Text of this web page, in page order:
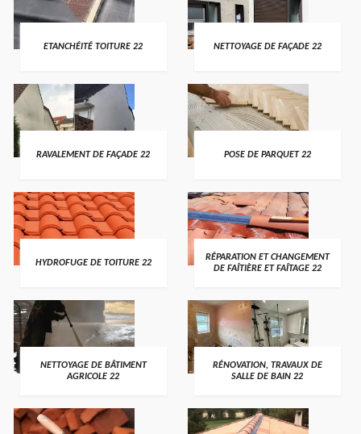
ETANCHÉITÉ TOITURE 22 NETTOYAGE DE FAÇADE 22
RAVALEMENT DE FAÇADE 22 POSE DE PARQUET 22
HYDROFUGE DE TOITURE 22
RÉPARATION ET CHANGEMENT
DE FAÎTIÈRE ET FAÎTAGE 22
NETTOYAGE DE BÂTIMENT
AGRICOLE 22
RÉNOVATION, TRAVAUX DE
SALLE DE BAIN 22